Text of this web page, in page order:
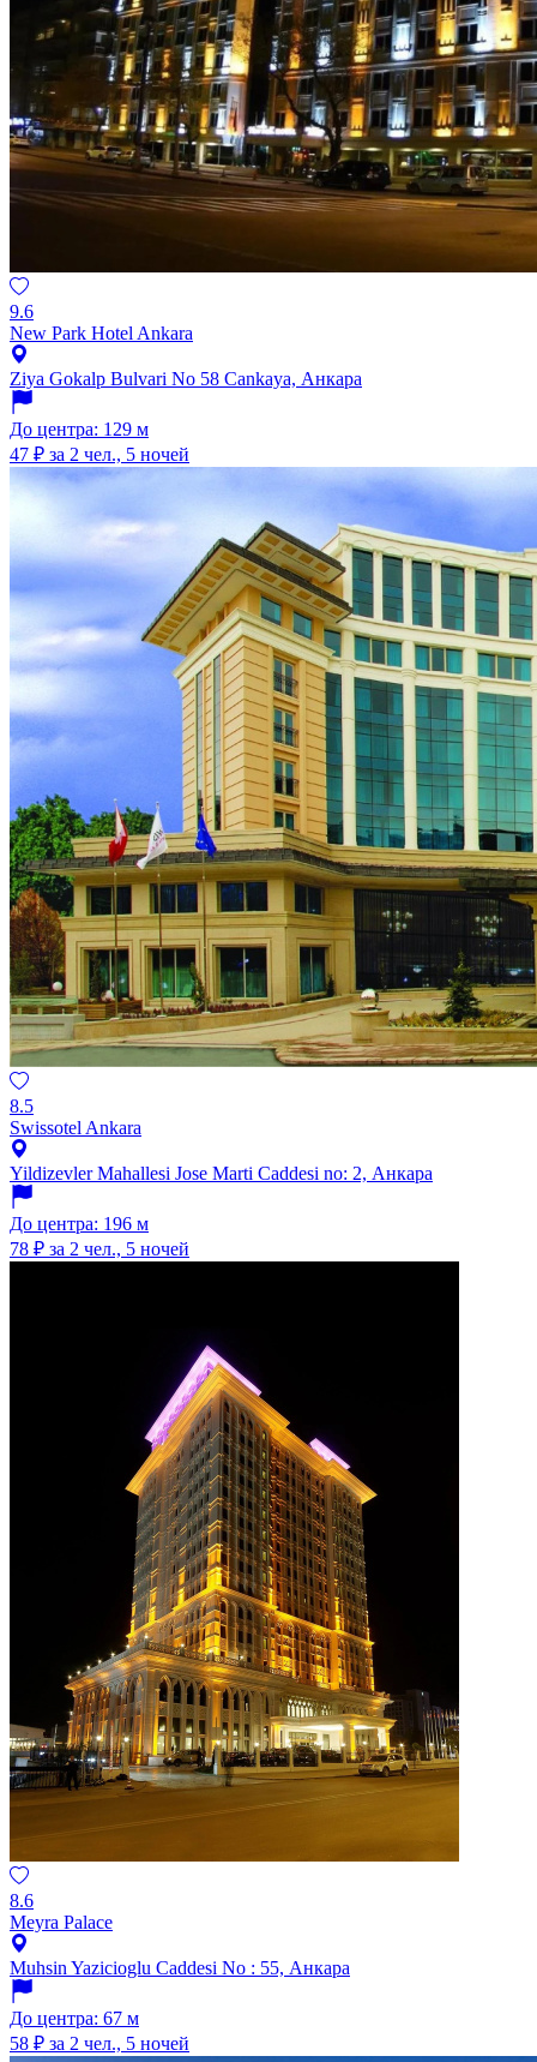
9.6
New Park Hotel Ankara
Ziya Gokalp Bulvari No 58 Cankaya, Анкара
До центра: 129 м
47 ₽ за 2 чел., 5 ночей
8.5
Swissotel Ankara
Yildizevler Mahallesi Jose Marti Caddesi no: 2, Анкара
До центра: 196 м
78 ₽ за 2 чел., 5 ночей
8.6
Meyra Palace
Muhsin Yazicioglu Caddesi No : 55, Анкара
До центра: 67 м
58 ₽ за 2 чел., 5 ночей